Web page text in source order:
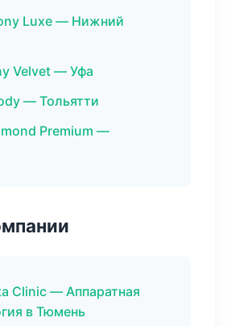
Luxe — Нижний
Velvet — Уфа
— Тольятти
Premium —
Clinic — Аппаратная
в Тюмень